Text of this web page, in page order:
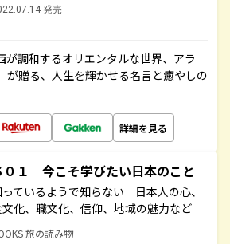
発売
が調和するオリエンタルな世界、アラ
が贈る、人生を輝かせる名言と癒やしの
詳細を見る
０１ 今こそ学びたい日本のこと
っているようで知らない 日本人の心、
化、職文化、信仰、地域の魅力など
旅の読み物